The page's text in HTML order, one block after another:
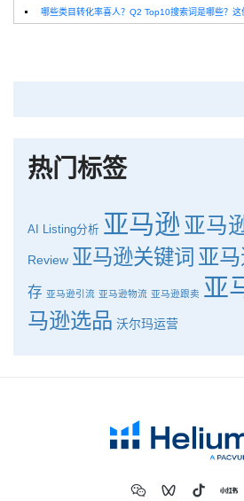
热门标签
AI Listing分析 亚马逊 亚马
Review 亚马逊关键词 亚
存 亚马逊引流 亚马逊物流 亚马逊跟卖 亚
马逊选品 沃尔玛运营